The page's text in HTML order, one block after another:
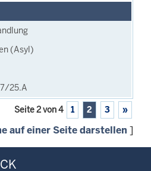
(Asyl)
25.A
Seite 2 von 4 1 2 3 »
auf einer Seite darstellen ]